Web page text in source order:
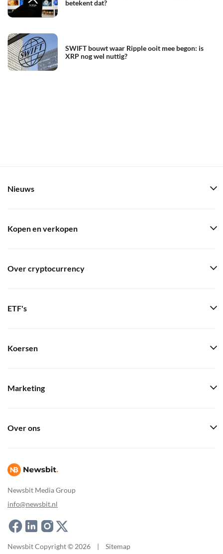
betekent dat?
SWIFT bouwt waar Ripple ooit mee begon: is
XRP nog wel nuttig?
Newsbit Media Group
info@newsbit.nl
Nieuws
Kopen en verkopen
Over cryptocurrency
ETF's
Koersen
Marketing
Over ons
Newsbit Copyright © 2026 | Sitemap